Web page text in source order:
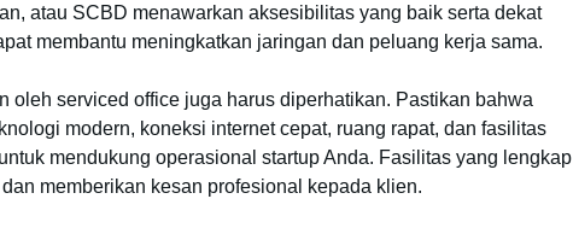
atau SCBD menawarkan aksesibilitas yang baik serta dekat
membantu meningkatkan jaringan dan peluang kerja sama.
oleh serviced office juga harus diperhatikan. Pastikan bahwa
modern, koneksi internet cepat, ruang rapat, dan fasilitas
mendukung operasional startup Anda. Fasilitas yang lengkap
memberikan kesan profesional kepada klien.